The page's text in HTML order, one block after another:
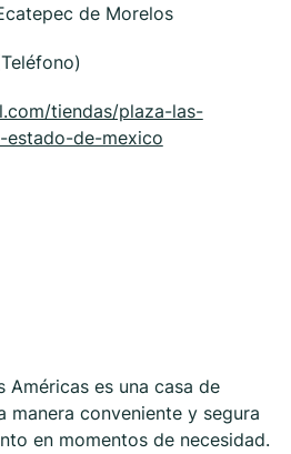
de Morelos
tiendas/plaza-las-
estado-de-mexico
Américas es una casa de
manera conveniente y segura
en momentos de necesidad.